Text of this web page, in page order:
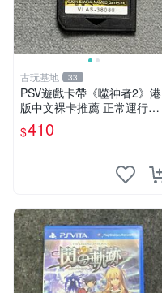
古玩基地 33
PSV遊戲卡帶《噬神者2》港
版中文裸卡推薦 正常運行適
用PSV機嚴選商品 可收藏 港
版 PSV 卡帶 噴射型 獎杯機
$410